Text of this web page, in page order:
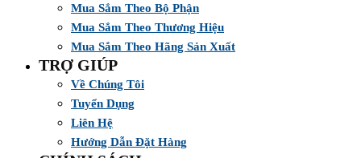
Mua Sắm Theo Bộ Phận
Mua Sắm Theo Thương Hiệu
Mua Sắm Theo Hãng Sản Xuất
TRỢ GIÚP
Về Chúng Tôi
Tuyển Dụng
Liên Hệ
Hướng Dẫn Đặt Hàng